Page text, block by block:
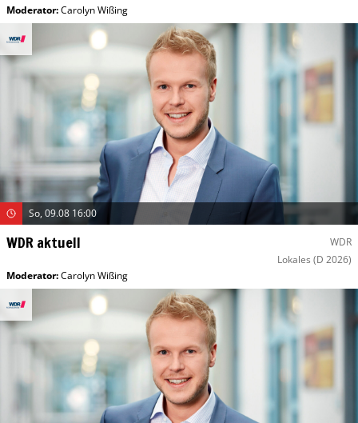
Moderator:Carolyn Wißing
So, 09.08 16:00
WDR aktuell
WDR
Lokales (D 2026)
Moderator:Carolyn Wißing